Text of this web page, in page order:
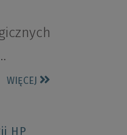
WIĘCEJ
HP